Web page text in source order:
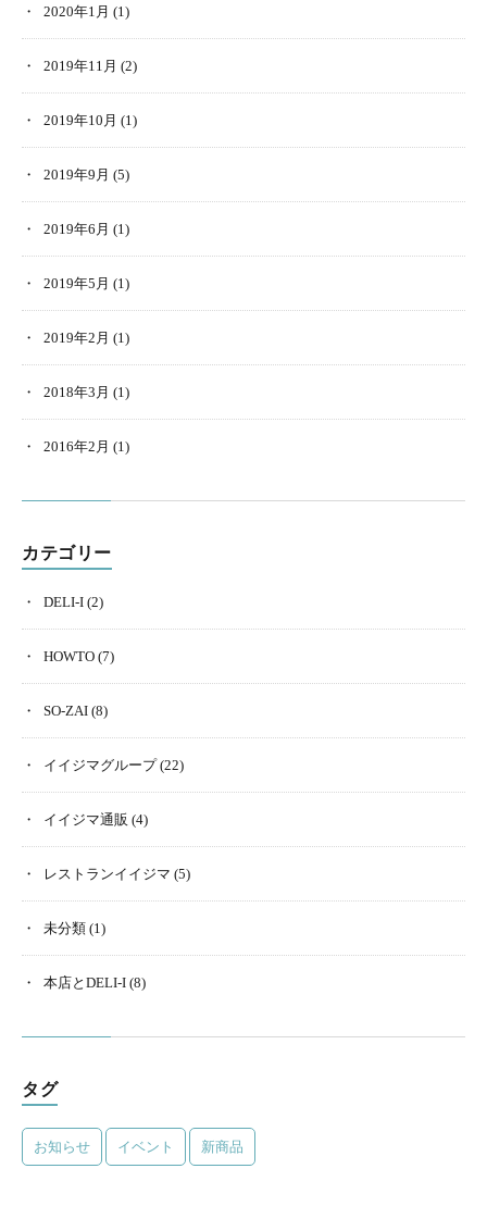
2020年1月 (1)
2019年11月 (2)
2019年10月 (1)
2019年9月 (5)
2019年6月 (1)
2019年5月 (1)
2019年2月 (1)
2018年3月 (1)
2016年2月 (1)
カテゴリー
DELI-I (2)
HOWTO (7)
SO-ZAI (8)
イイジマグループ(22)
イイジマ通販 (4)
レストランイイジマ (5)
未分類 (1)
本店とDELI-I (8)
タグ
お知らせ イベント 新商品